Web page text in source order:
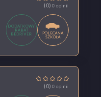
(0) 0 opinii
DODATKOWY
RABAT
BEDRIVER
POLECANA
SZKOŁA
(0) 0 opinii